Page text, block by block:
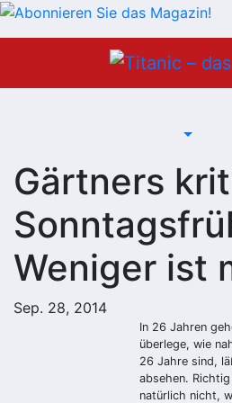
Gärtners
Weniger ist
Sep. 28, 2014
In 26 Jahren
überlege, wie
26 Jahre sind,
absehen.
natürlich nicht,